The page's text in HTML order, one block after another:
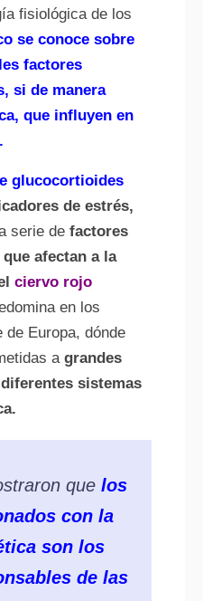
fisiológica de los
se conoce sobre
factores
si de manera
que influyen en
glucocortioides
de estrés,
serie defactores
afectan a la
ciervo rojo
en los
Europa, dónde
a grandes
sistemas
que los
con la
son los
de las